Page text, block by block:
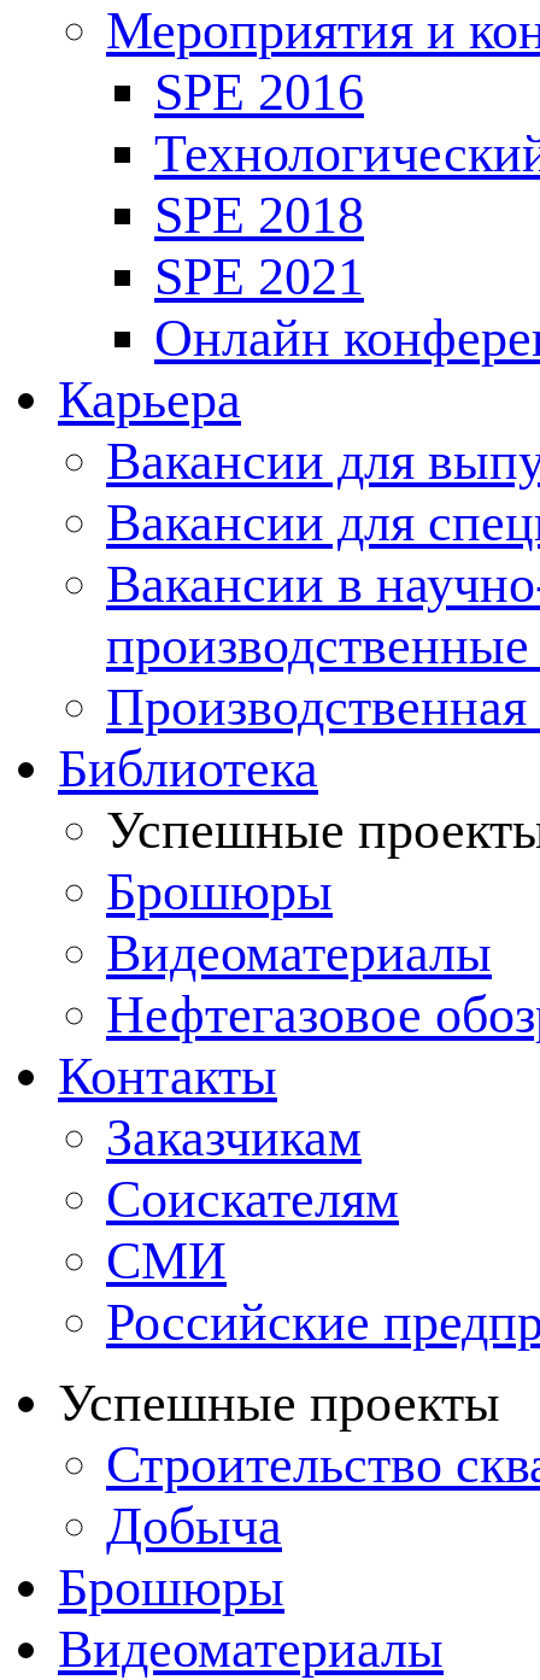
Мероприятия и
SPE 2016
SPE 2018
SPE 2021
Онлайн
Карьера
Вакансии для
Вакансии для
Вакансии в
Производственная
Библиотека
Успешные
Брошюры
Видеоматериалы
Нефтегазовое
Контакты
Заказчикам
Соискателям
СМИ
Российские
Успешные проекты
Строительство
Добыча
Брошюры
Видеоматериалы